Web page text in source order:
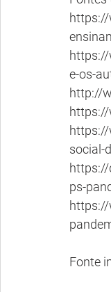
https://
e-os-
http://
https://
https://
social-
https://
ps-
Fonte